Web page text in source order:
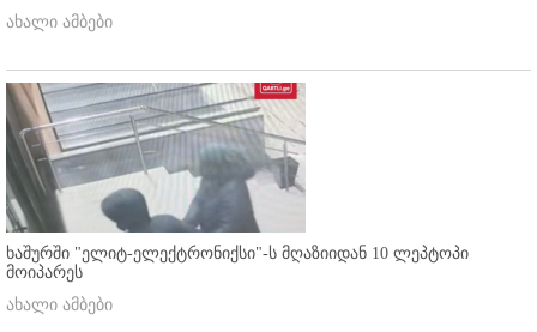
ახალი ამბები
ხაშურში "ელიტ-ელექტრონიქსი"-ს მღაზიიდან 10 ლეპტოპი
მოიპარეს
ახალი ამბები